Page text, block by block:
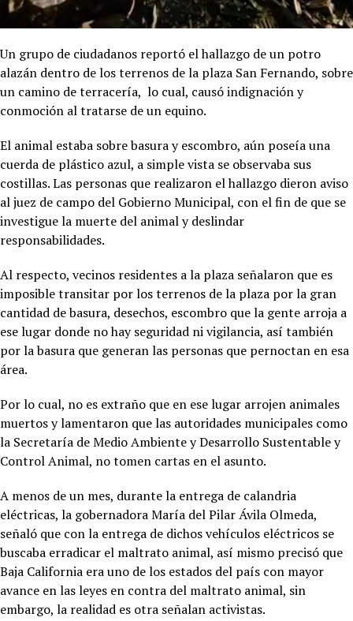
Un grupo de ciudadanos reportó el hallazgo de un potro
alazán dentro de los terrenos de la plaza San Fernando, sobre
un camino de terracería, lo cual, causó indignación y
conmoción al tratarse de un equino.
El animal estaba sobre basura y escombro, aún poseía una
cuerda de plástico azul, a simple vista se observaba sus
costillas. Las personas que realizaron el hallazgo dieron aviso
al juez de campo del Gobierno Municipal, con el fin de que se
investigue la muerte del animal y deslindar
responsabilidades.
Al respecto, vecinos residentes a la plaza señalaron que es
imposible transitar por los terrenos de la plaza por la gran
cantidad de basura, desechos, escombro que la gente arroja a
ese lugar donde no hay seguridad ni vigilancia, así también
por la basura que generan las personas que pernoctan en esa
área.
Por lo cual, no es extraño que en ese lugar arrojen animales
muertos y lamentaron que las autoridades municipales como
la Secretaría de Medio Ambiente y Desarrollo Sustentable y
Control Animal, no tomen cartas en el asunto.
A menos de un mes, durante la entrega de calandria
eléctricas, la gobernadora María del Pilar Ávila Olmeda,
señaló que con la entrega de dichos vehículos eléctricos se
buscaba erradicar el maltrato animal, así mismo precisó que
Baja California era uno de los estados del país con mayor
avance en las leyes en contra del maltrato animal, sin
embargo, la realidad es otra señalan activistas.